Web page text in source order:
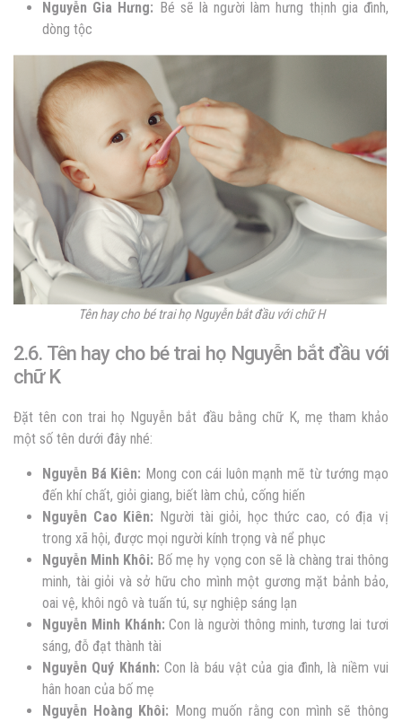
Nguyễn Gia Hưng: Bé sẽ là người làm hưng thịnh gia đình,
dòng tộc
Tên hay cho bé trai họ Nguyễn bắt đầu với chữ H
2.6. Tên hay cho bé trai họ Nguyễn bắt đầu với
chữ K
Đặt tên con trai họ Nguyễn bắt đầu bằng chữ K, mẹ tham khảo
một số tên dưới đây nhé:
Nguyễn Bá Kiên: Mong con cái luôn mạnh mẽ từ tướng mạo
đến khí chất, giỏi giang, biết làm chủ, cống hiến
Nguyễn Cao Kiên: Người tài giỏi, học thức cao, có địa vị
trong xã hội, được mọi người kính trọng và nể phục
Nguyễn Minh Khôi: Bố mẹ hy vọng con sẽ là chàng trai thông
minh, tài giỏi và sở hữu cho mình một gương mặt bảnh bảo,
oai vệ, khôi ngô và tuấn tú, sự nghiệp sáng lạn
Nguyễn Minh Khánh:Con là người thông minh, tương lai tươi
sáng, đỗ đạt thành tài
Nguyễn Quý Khánh: Con là báu vật của gia đình, là niềm vui
hân hoan của bố mẹ
Nguyễn Hoàng Khôi: Mong muốn rằng con mình sẽ thông